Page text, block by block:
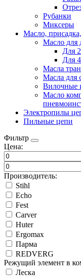
Рубанки
Миксеры
Масло,
Масло для
Для
Для
Масла
Масла для
Вилочные
Масло
Электропилы
Пильные цепи
Фильтр
Цена:
Производитель:
Stihl
Echo
Fest
Carver
Huter
Ergomax
Парма
REDVERG
Режущий элемент в
Леска